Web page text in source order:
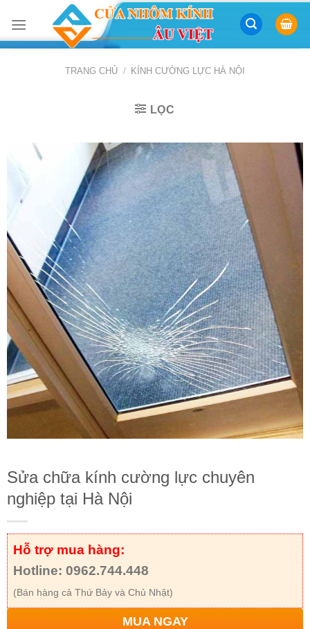
content
TRANG CHỦ / KÍNH CƯỜNG LỰC HÀ NỘI
LỌC
Sửa chữa kính cường lực chuyên
nghiệp tại Hà Nội
Hỗ trợ mua hàng:
Hotline: 0962.744.448
(Bán hàng cả Thứ Bảy và Chủ Nhật)
MUA NGAY